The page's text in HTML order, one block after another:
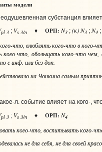
модели
субстанция
pl 3;Vs 3/n ♦ ОРП: N3;(к) N3;N4;
что, влюблятького-что в кого-
кого-что, обольщать кого-что чем,
с инф. или без доп.
на Чонкина самым
событие влияет на кого-,
pl 3;Vs 3/n ♦ ОРП: N4
кого-что, воспитыватького-
не для себя, не для своей